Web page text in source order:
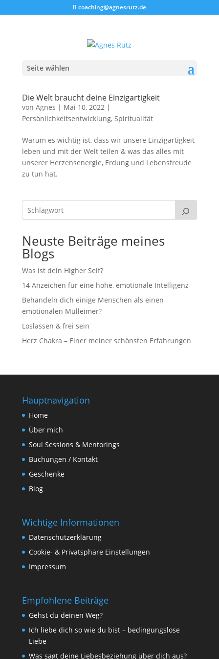
coaching@agnesrutz.de
Seite wählen
Die Welt braucht deine Einzigartigkeit
von Agnes | Mai 10, 2022|
Persönlichkeitsentwicklung, Spiritualität
Warum es wichtig ist, dass wir unsere Einzigartigkeit
leben und mit der Welt teilen & was das alles mit
unserer Herzensenergie, Erdung und Lebensfreude
zu tun hat.
Neuste Beiträge meines
Blogs
Was ist dein Higher Self?
14 Anzeichen für eine hohe, emotionale Intelligenz
Behandeln dich einige Menschen als einen
emotionalen Mülleimer?
Loslassen & frei sein
Herz Chakra – Einer meiner schönsten Erfahrungen
Hauptnavigation
Home
Über mich
Soul Sessions & Mentorings
Buchungen / Kontakt
Geschenke
Blog
Wichtige Informationen
Datenschutzerklärung
Cookie- & Privatsphäre Einstellungen
Impressum
Empfohlene Beiträge
Gehst du deinen Weg?
Ich liebe dich so wie du bist – bedingungslose
Liebe
Was sagt deine Liebesbeziehung über dich aus?